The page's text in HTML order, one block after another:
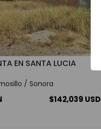
EN SANTA LUCIA
/ Sonora
$142,039 USD